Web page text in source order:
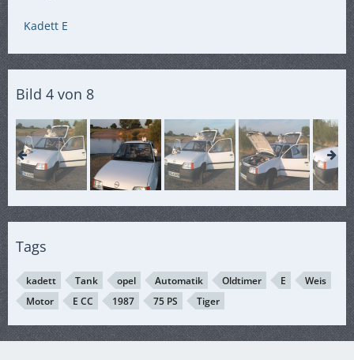
Kadett E
Bild 4 von 8
Tags
kadett Tank opel Automatik Oldtimer E
Weis
Motor
E CC 1987 75 PS Tiger